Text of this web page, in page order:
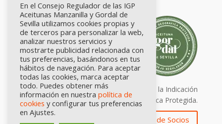
Calidad certificada por Origen. Sellos de la Indicación
Geográfica Protegida.
Zona de Socios
En el Consejo Regulador de las IGP
Aceitunas Manzanilla y Gordal de
Sevilla utilizamos cookies propias y
de terceros para personalizar la web,
analizar nuestros servicios y
mostrarte publicidad relacionada con
tus preferencias, basándonos en tus
hábitos de navegación. Para aceptar
todas las cookies, marca aceptar
todo. Puedes obtener más
información en nuestra política de
cookies y configurar tus preferencias
en Ajustes.